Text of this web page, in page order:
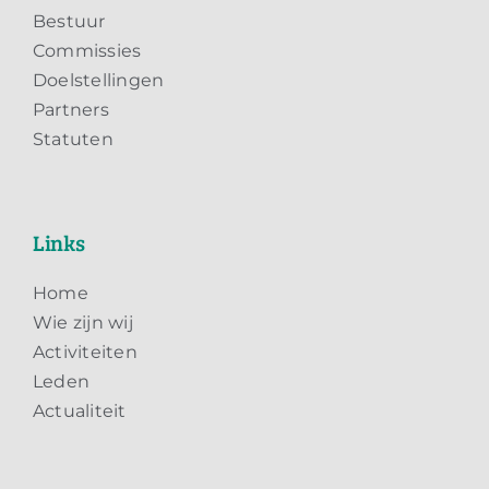
Bestuur
Commissies
Doelstellingen
Partners
Statuten
Links
Home
Wie zijn wij
Activiteiten
Leden
Actualiteit